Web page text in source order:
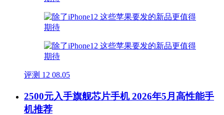
评测 12 08.05
2500元入手旗舰芯片手机 2026年5月高性能手
机推荐